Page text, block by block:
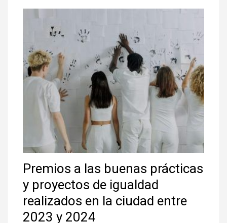
Premios a las buenas prácticas
y proyectos de igualdad
realizados en la ciudad entre
2023 y 2024